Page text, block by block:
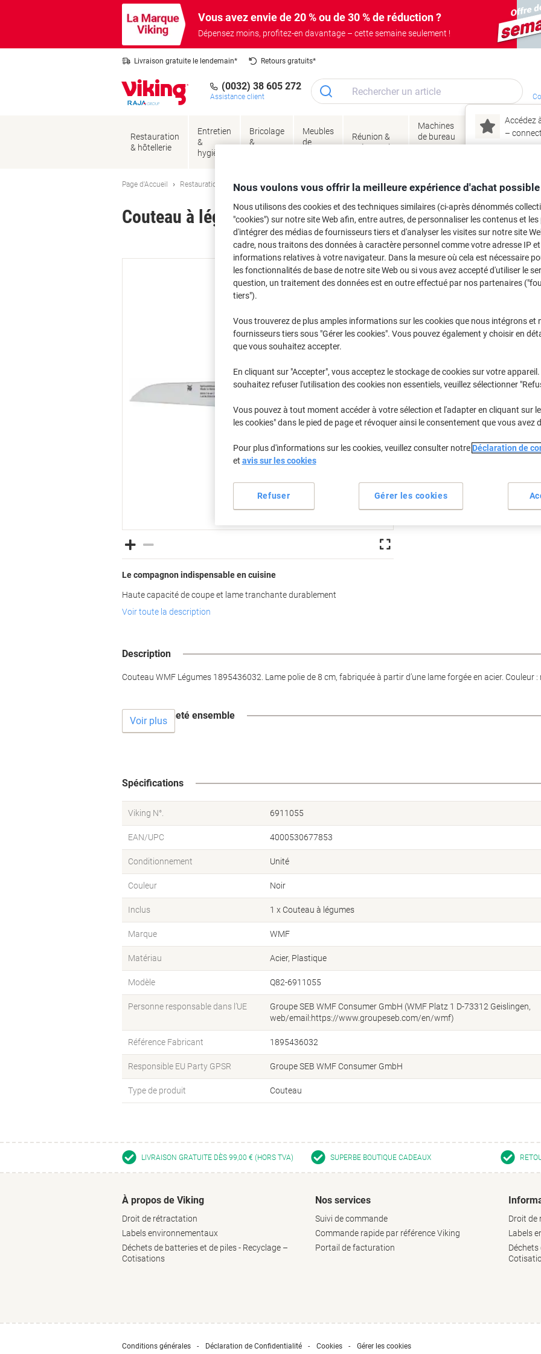
Vous avez envie de 20 % ou de 30 % de réduction ?
Dépensez moins, profitez-en davantage – cette semaine seulement !
Livraison gratuite le lendemain* Retours gratuits*
(0032) 38 605 272
Assistance client
Accédez
–
Nouveau chez
Restauration
& hôtellerie
Entretien
&
hygiène
Bricolage
&
Meubles
de
Réunion &
présentation
Machines
de bureau
&
Encres
&
Page d'Accueil Restauration & hôtellerie Restauration et cuisine Restauration et équipements de cuisine Couteaux et
Couteau à légumes WMF Acier, Plastique Noir
Marque : WMF Viking N°. 6911055
Le compagnon indispensable en cuisine
Haute capacité de coupe et lame tranchante durablement
Voir toute la description
Achetez Plus,Dépensez Moins
€47,49 Unité
À partir de 3 Unités
Quantité TVA excl.
2 Unité €48,99 -2%
Unités
En stock Livraison 2-3 jours
Quantité
Description
Couteau WMF Légumes 1895436032. Lame polie de 8 cm, fabriquée à partir d’une lame forgée en acier. Couleur :
Souvent acheté ensemble
Voir plus
Spécifications
Viking N°. 6911055
EAN/UPC 4000530677853
Conditionnement Unité
Couleur Noir
Inclus 1 x Couteau à légumes
Marque WMF
Matériau Acier, Plastique
Modèle Q82-6911055
Personne responsable dans l’UE
Groupe SEB WMF Consumer GmbH (WMF Platz 1 D-73312 Geislingen,
web/email:https://www.groupeseb.com/en/wmf)
Référence Fabricant 1895436032
Responsible EU Party GPSR Groupe SEB WMF Consumer GmbH
Type de produit Couteau
LIVRAISON GRATUITE DÈS 99,00 € (HORS TVA) SUPERBE BOUTIQUE CADEAUX
À propos de Viking
Droit de rétractation
Labels environnementaux
Déchets de batteries et de piles - Recyclage –
Cotisations
Nos services
Suivi de commande
Commande rapide par référence Viking
Portail de facturation
Droit de
Labels
Déchets
Conditions générales Déclaration de Confidentialité Cookies
Gérer les cookies
Nous voulons vous offrir la meilleure expérience d'achat possible
Nous utilisons des cookies et des techniques similaires (ci-après dénommés
"cookies") sur notre site Web afin, entre autres, de personnaliser les contenus et les
d'intégrer des médias de fournisseurs tiers et d'analyser les visites sur notre site
cadre, nous traitons des données à caractère personnel comme votre adresse IP et
informations relatives à votre navigateur. Dans la mesure où cela est nécessaire
les fonctionnalités de base de notre site Web ou si vous avez accepté d'utiliser le
question, un traitement des données est en outre effectué par nos partenaires
tiers").
Vous trouverez de plus amples informations sur les cookies que nous intégrons et
fournisseurs tiers sous "Gérer les cookies". Vous pouvez également y choisir en
que vous souhaitez accepter.
En cliquant sur "Accepter", vous acceptez le stockage de cookies sur votre appareil.
souhaitez refuser l'utilisation des cookies non essentiels, veuillez sélectionner
Vous pouvez à tout moment accéder à votre sélection et l'adapter en cliquant sur le
les cookies" dans le pied de page et révoquer ainsi le consentement que vous avez
Pour plus d'informations sur les cookies, veuillez consulter notre Déclaration de
et avis sur les cookies
Gérer les cookies
Refuser